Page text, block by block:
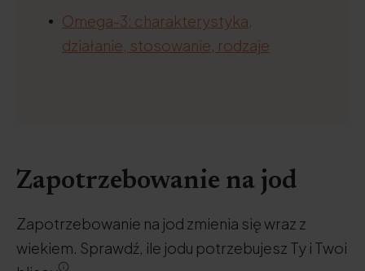
Omega-3: charakterystyka,
działanie, stosowanie, rodzaje
Zapotrzebowanie na jod
Zapotrzebowanie na jod zmienia się wraz z
wiekiem. Sprawdź, ile jodu potrzebujesz Ty i Twoi